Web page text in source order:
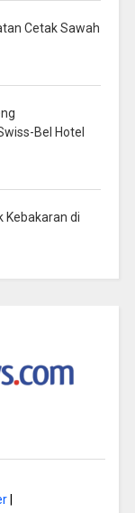
Cetak Sawah
Bel Hotel
Kebakaran di
|